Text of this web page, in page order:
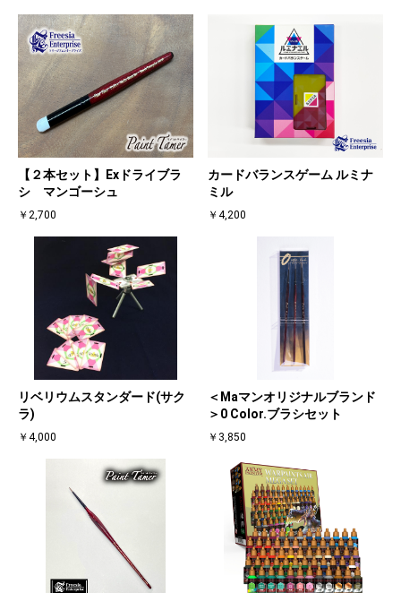
【２本セット】Exドライブラ
シ マンゴーシュ
￥2,700
カードバランスゲーム ルミナ
ミル
￥4,200
リベリウムスタンダード(サク
ラ)
￥4,000
＜Maマンオリジナルブランド
＞0 Color.ブラシセット
￥3,850